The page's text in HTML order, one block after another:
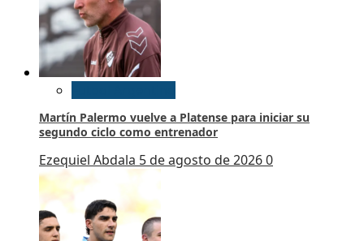
Martín Palermo vuelve a Platense para iniciar su
segundo ciclo como entrenador
Ezequiel Abdala 5 de agosto de 20260